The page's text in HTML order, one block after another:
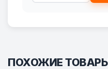
ПОХОЖИЕ